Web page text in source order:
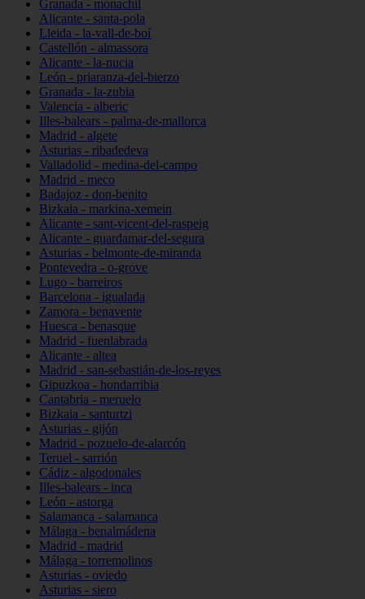
Granada - monachil
Alicante - santa-pola
Lleida - la-vall-de-boí
Castellón - almassora
Alicante - la-nucia
León - priaranza-del-bierzo
Granada - la-zubia
Valencia - alberic
Illes-balears - palma-de-mallorca
Madrid - algete
Asturias - ribadedeva
Valladolid - medina-del-campo
Madrid - meco
Badajoz - don-benito
Bizkaia - markina-xemein
Alicante - sant-vicent-del-raspeig
Alicante - guardamar-del-segura
Asturias - belmonte-de-miranda
Pontevedra - o-grove
Lugo - barreiros
Barcelona - igualada
Zamora - benavente
Huesca - benasque
Madrid - fuenlabrada
Alicante - altea
Madrid - san-sebastián-de-los-reyes
Gipuzkoa - hondarribia
Cantabria - meruelo
Bizkaia - santurtzi
Asturias - gijón
Madrid - pozuelo-de-alarcón
Teruel - sarrión
Cádiz - algodonales
Illes-balears - inca
León - astorga
Salamanca - salamanca
Málaga - benalmádena
Madrid - madrid
Málaga - torremolinos
Asturias - oviedo
Asturias - siero